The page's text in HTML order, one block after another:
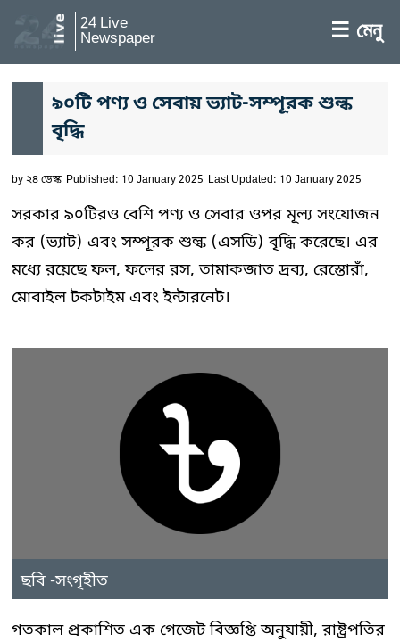
24 Live
Newspaper ☰ মেনু
৯০টি পণ্য ও সেবায় ভ্যাট-সম্পূরক শুল্ক
বৃদ্ধি
by২৪ ডেস্ক Published: 10 January 2025 Last Updated: 10 January 2025
সরকার ৯০টিরও বেশি পণ্য ও সেবার ওপর মূল্য সংযোজন
কর (ভ্যাট) এবং সম্পূরক শুল্ক (এসডি) বৃদ্ধি করেছে। এর
মধ্যে রয়েছে ফল, ফলের রস, তামাকজাত দ্রব্য, রেস্তোরাঁ,
মোবাইল টকটাইম এবং ইন্টারনেট।
ছবি -সংগৃহীত
গতকাল প্রকাশিত এক গেজেট বিজ্ঞপ্তি অনুযায়ী, রাষ্ট্রপতির